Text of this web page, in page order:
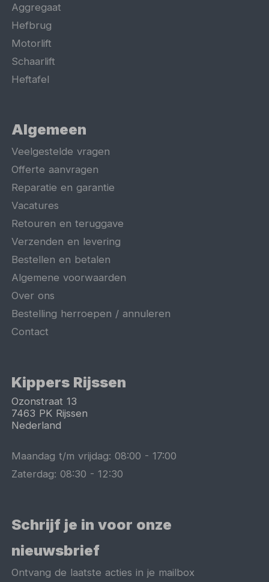
Aggregaat
Hefbrug
Motorlift
Schaarlift
Heftafel
Algemeen
Veelgestelde vragen
Offerte aanvragen
Reparatie en garantie
Vacatures
Retouren en teruggave
Verzenden en levering
Bestellen en betalen
Algemene voorwaarden
Over ons
Bestelling herroepen / annuleren
Contact
Kippers Rijssen
Ozonstraat 13
7463 PK Rijssen
Nederland
Maandag t/m vrijdag:08:00 -17:00
Zaterdag:08:30 -12:30
Schrijf je in voor onze
nieuwsbrief
Ontvang de laatste acties in je mailbox